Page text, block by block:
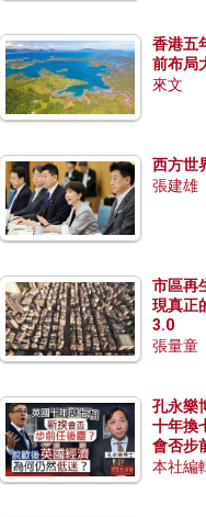
香港五
前布局
來文
西方世
張建雄
市區再
現真正
3.0
張量童
孔永樂
十年換
會否步
脫歐後
本社編